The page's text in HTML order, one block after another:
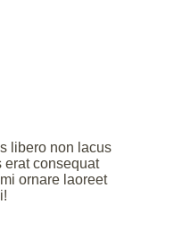
libero non lacus
consequat
ornare laoreet